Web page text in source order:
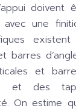
doivent
avec une
barres
et
et des
On estime